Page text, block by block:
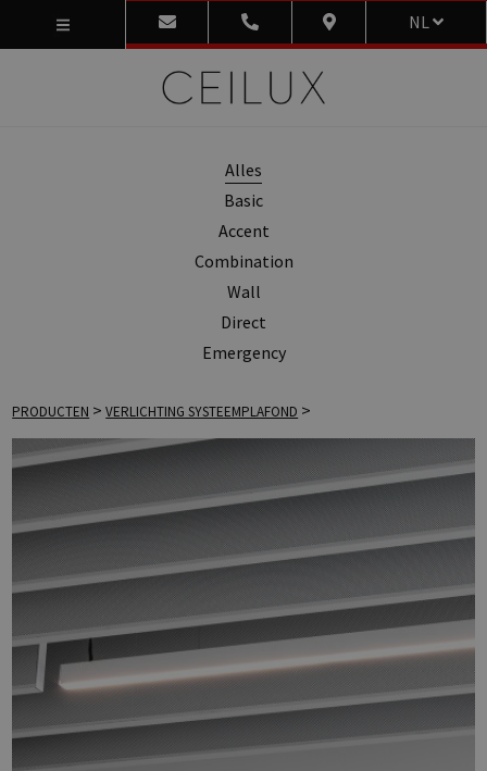
NL
Alles
Basic
Accent
Combination
Wall
Direct
Emergency
PRODUCTEN >VERLICHTING SYSTEEMPLAFOND >